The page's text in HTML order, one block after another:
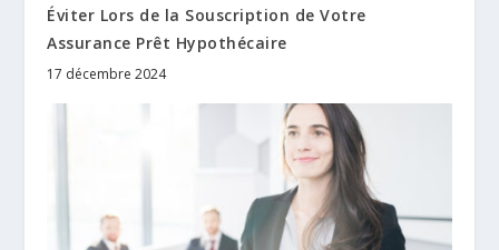
Éviter Lors de la Souscription de Votre
Assurance Prêt Hypothécaire
17 décembre 2024